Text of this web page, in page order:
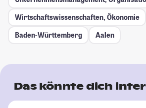
Wirtschaftswissenschaften, Ökonomie
Baden-Württemberg
Aalen
Das könnte dich